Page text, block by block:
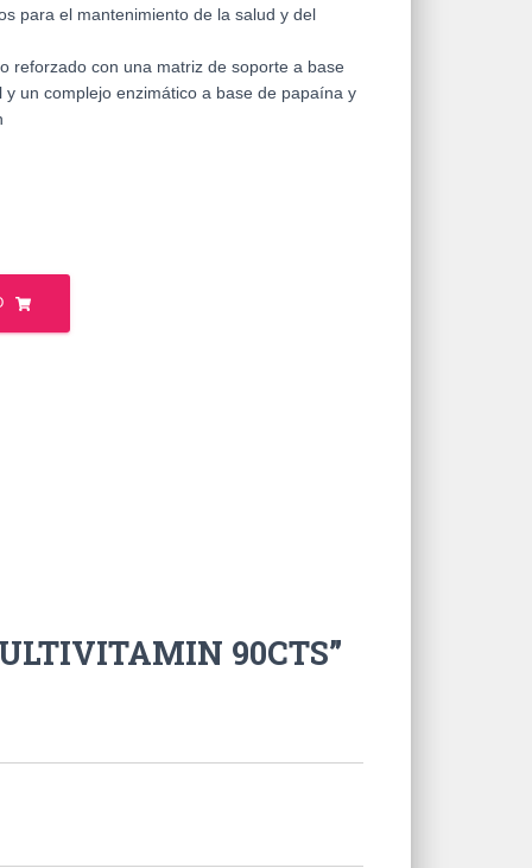
para el mantenimiento de la salud y del
reforzado con una matriz de soporte a base
un complejo enzimático a base de papaína y
90CTS”